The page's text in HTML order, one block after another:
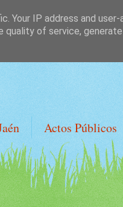
Actos Públicos
Your IP address and user-
quality of service,